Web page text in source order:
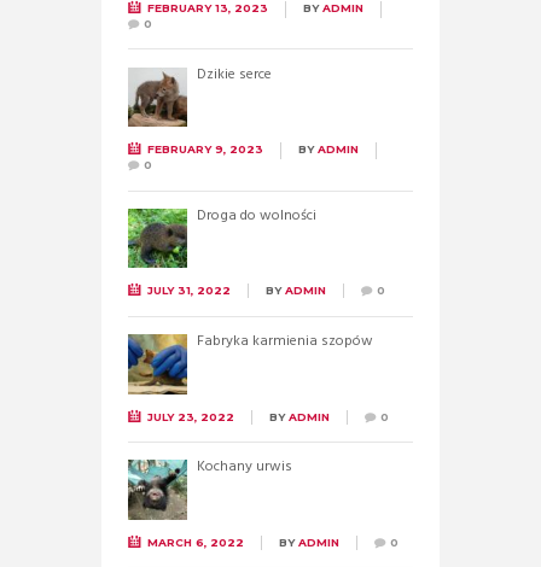
FEBRUARY 13, 2023 BYADMIN
0
Dzikie serce
FEBRUARY 9, 2023 BYADMIN
0
Droga do wolności
JULY 31, 2022 BYADMIN 0
Fabryka karmienia szopów
JULY 23, 2022 BYADMIN 0
Kochany urwis
MARCH 6, 2022 BYADMIN 0